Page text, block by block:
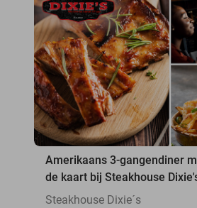
Amerikaans 3-gangendiner
de kaart bij Steakhouse
Steakhouse Dixie´s